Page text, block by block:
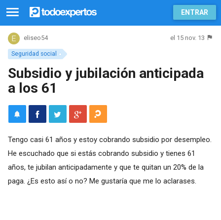
ENTRAR
Seguridad social
eliseo54 el 15 nov. 13
Subsidio y jubilación anticipada
a los 61
Tengo casi 61 años y estoy cobrando subsidio por desempleo.
He escuchado que si estás cobrando subsidio y tienes 61
años, te jubilan anticipadamente y que te quitan un 20% de la
paga. ¿Es esto así o no? Me gustaría que me lo aclarases.